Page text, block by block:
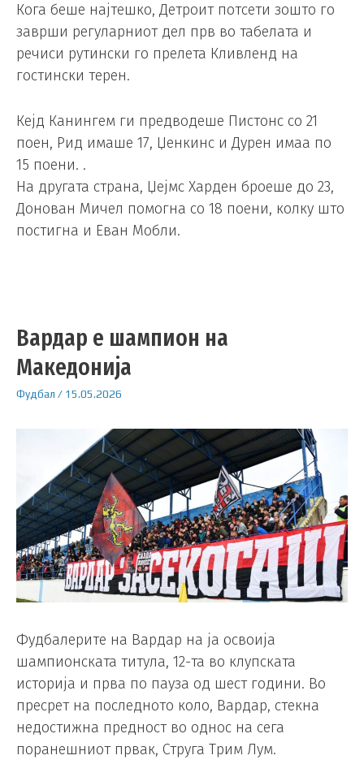
Кога беше најтешко, Детроит потсети зошто го
заврши регуларниот дел прв во табелата и
речиси рутински го прелета Кливленд на
гостински терен.
Кејд Канингем ги предводеше Пистонс со 21
поен, Рид имаше 17, Џенкинс и Дурен имаа по
15 поени. .
На другата страна, Џејмс Харден броеше до 23,
Донован Мичел помогна со 18 поени, колку што
постигна и Еван Мобли.
Вардар е шампион на
Македонија
Фудбал / 15.05.2026
Фудбалерите на Вардар на ја освоија
шампионската титула, 12-та во клупската
историја и прва по пауза од шест години. Во
пресрет на последното коло, Вардар, стекна
недостижна предност во однос на сега
поранешниот првак, Струга Трим Лум.